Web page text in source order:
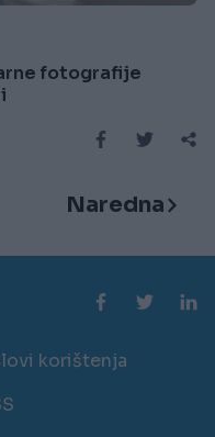
fotografije
Naredna
korištenja